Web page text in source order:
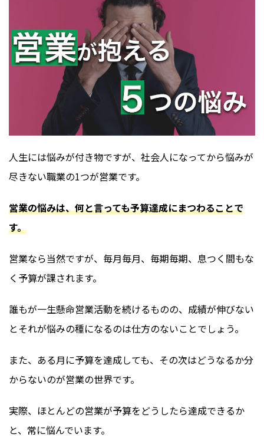
人生には悩みが付き物ですが、社会人になってから悩みが
尽きない職業の1つが営業です。
営業の悩みは、何と言っても予算達成にまつわることで
す。
営業なら当然ですが、毎月毎月、毎期毎期、息つく間もな
く予算が課されます。
誰もが一生懸命営業活動を続けるものの、成績が伸びない
とそれが悩みの種になるのは仕方のないことでしょう。
また、ある月に予算を達成しても、その次はどうなるか分
からないのが営業の世界です。
実際、ほとんどの営業が予算をどうしたら達成できるか
と、常に悩んでいます。